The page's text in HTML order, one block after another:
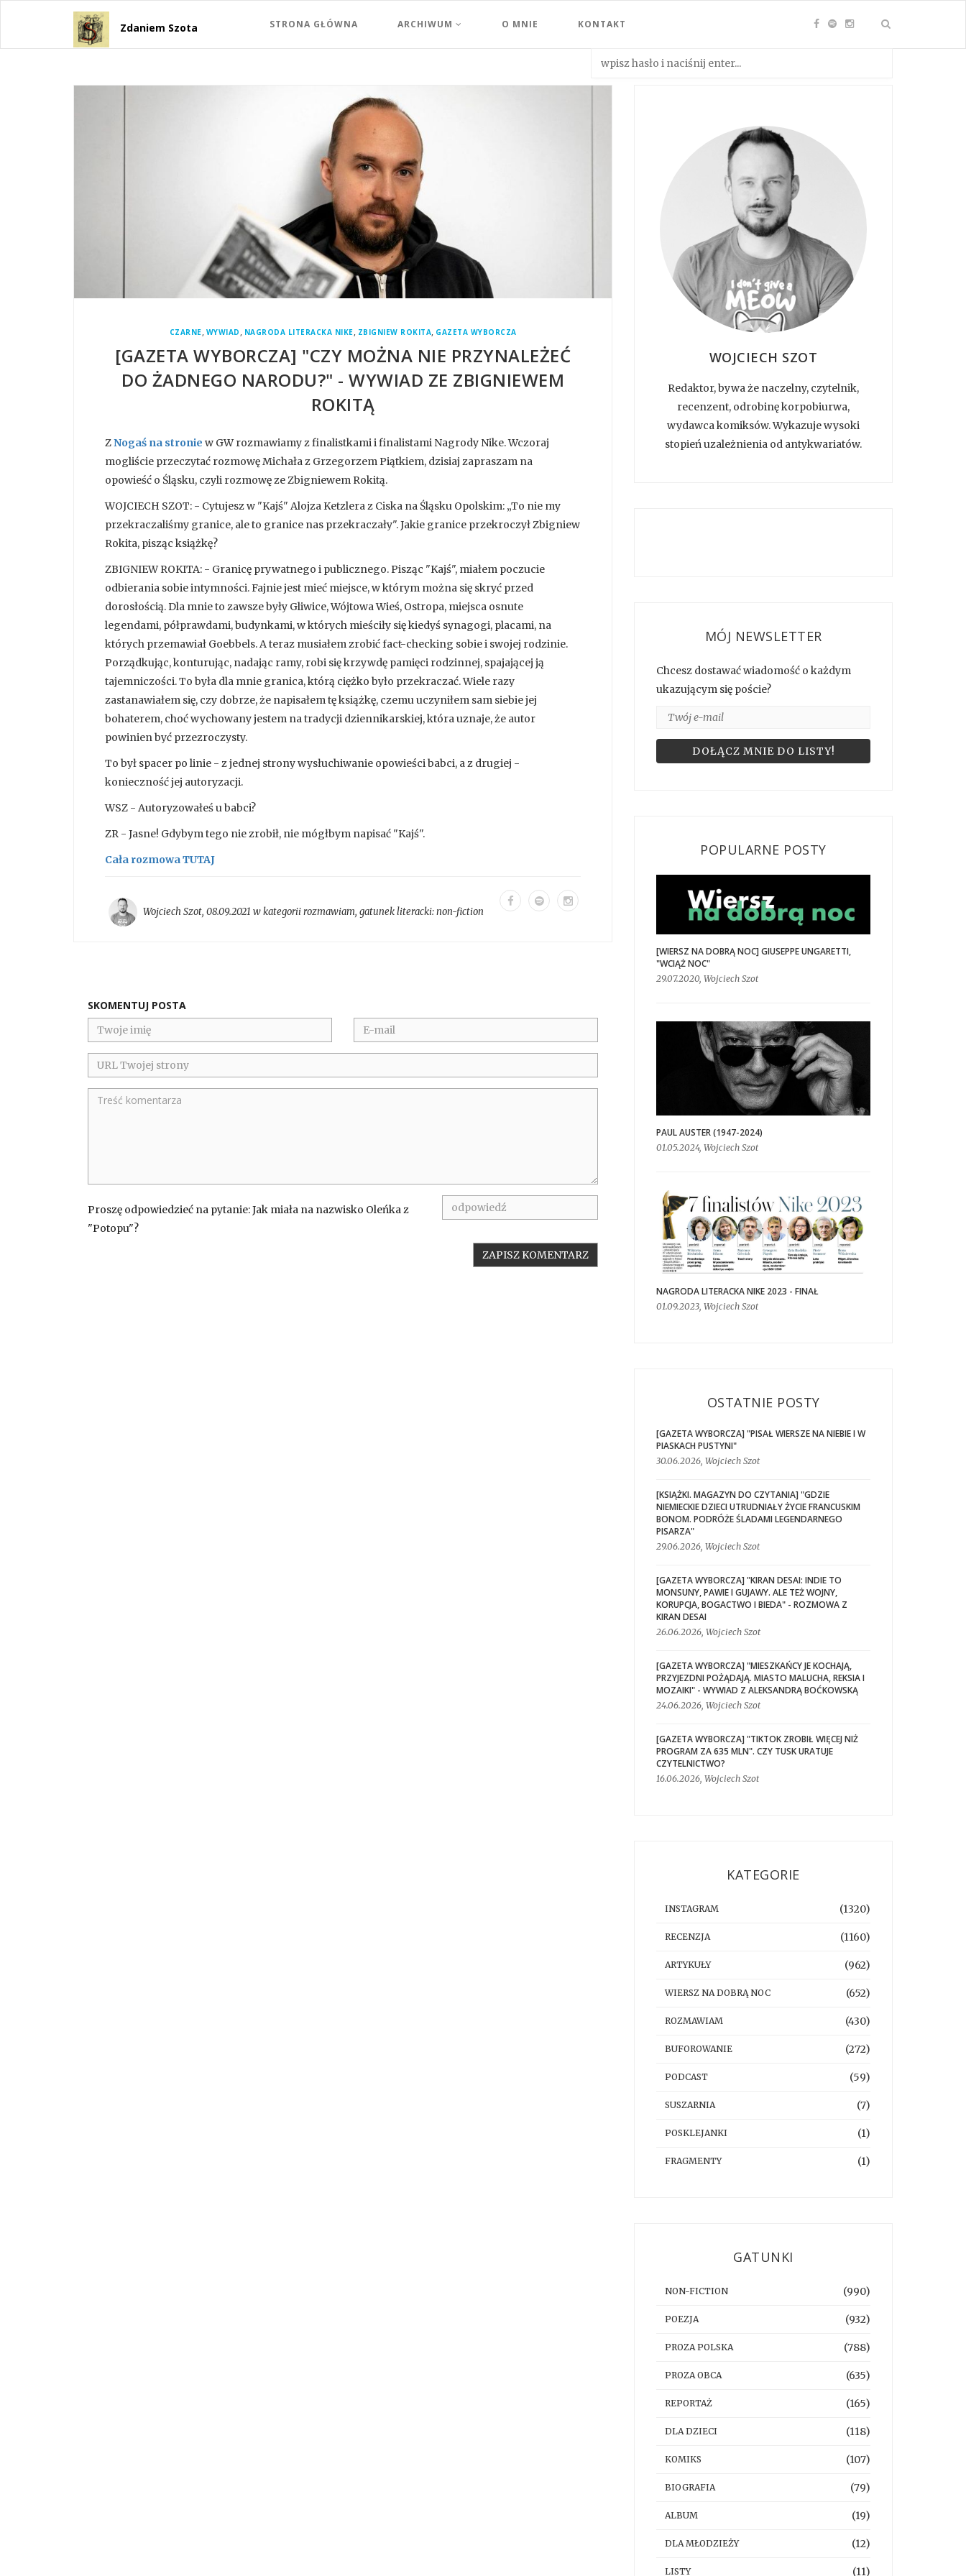
Zdaniem Szota STRONA GŁÓWNA ARCHIWUM O MNIE KONTAKT
CZARNE, WYWIAD , NAGRODA LITERACKA NIKE, ZBIGNIEW ROKITA, GAZETA WYBORCZA
[GAZETA WYBORCZA] "CZY MOŻNA NIE PRZYNALEŻEĆ
DO ŻADNEGO NARODU?" - WYWIAD ZE ZBIGNIEWEM
ROKITĄ
ZNogaś na stronie w GW rozmawiamy z finalistkami i finalistami Nagrody Nike. Wczoraj
mogliście przeczytać rozmowę Michała z Grzegorzem Piątkiem, dzisiaj zapraszam na
opowieść o Śląsku, czyli rozmowę ze Zbigniewem Rokitą.
WOJCIECH SZOT: - Cytujesz w "Kajś" Alojza Ketzlera z Ciska na Śląsku Opolskim: „To nie my
przekraczaliśmy granice, ale to granice nas przekraczały". Jakie granice przekroczył Zbigniew
Rokita, pisząc książkę?
ZBIGNIEW ROKITA: - Granicę prywatnego i publicznego. Pisząc "Kajś", miałem poczucie
odbierania sobie intymności. Fajnie jest mieć miejsce, w którym można się skryć przed
dorosłością. Dla mnie to zawsze były Gliwice, Wójtowa Wieś, Ostropa, miejsca osnute
legendami, półprawdami, budynkami, w których mieściły się kiedyś synagogi, placami, na
których przemawiał Goebbels. A teraz musiałem zrobić fact-checking sobie i swojej rodzinie.
Porządkując, konturując, nadając ramy, robi się krzywdę pamięci rodzinnej, spajającej ją
tajemniczości. To była dla mnie granica, którą ciężko było przekraczać. Wiele razy
zastanawiałem się, czy dobrze, że napisałem tę książkę, czemu uczyniłem sam siebie jej
bohaterem, choć wychowany jestem na tradycji dziennikarskiej, która uznaje, że autor
powinien być przezroczysty.
To był spacer po linie - z jednej strony wysłuchiwanie opowieści babci, a z drugiej -
konieczność jej autoryzacji.
WSZ - Autoryzowałeś u babci?
ZR - Jasne! Gdybym tego nie zrobił, nie mógłbym napisać "Kajś".
Cała rozmowa TUTAJ
Wojciech Szot, 08.09.2021 w kategoriirozmawiam, gatunek literacki:non-fiction
SKOMENTUJ POSTA
Proszę odpowiedzieć na pytanie: Jak miała na nazwisko Oleńka z
"Potopu"?
WOJCIECH SZOT
Redaktor, bywa że naczelny, czytelnik,
recenzent, odrobinę korpobiurwa,
wydawca komiksów. Wykazuje wysoki
stopień uzależnienia od antykwariatów.
MÓJ NEWSLETTER
Chcesz dostawać wiadomość o każdym
ukazującym się poście?
POPULARNE POSTY
[WIERSZ NA DOBRĄ NOC] GIUSEPPE UNGARETTI,
"WCIĄŻ NOC"
29.07.2020, Wojciech Szot
PAUL AUSTER (1947-2024)
01.05.2024, Wojciech Szot
NAGRODA LITERACKA NIKE 2023 - FINAŁ
01.09.2023, Wojciech Szot
OSTATNIE POSTY
[GAZETA WYBORCZA] "PISAŁ WIERSZE NA NIEBIE I W
PIASKACH PUSTYNI"
30.06.2026, Wojciech Szot
[KSIĄŻKI. MAGAZYN DO CZYTANIA] "GDZIE
NIEMIECKIE DZIECI UTRUDNIAŁY ŻYCIE FRANCUSKIM
BONOM. PODRÓŻE ŚLADAMI LEGENDARNEGO
PISARZA"
29.06.2026, Wojciech Szot
[GAZETA WYBORCZA] "KIRAN DESAI: INDIE TO
MONSUNY, PAWIE I GUJAWY. ALE TEŻ WOJNY,
KORUPCJA, BOGACTWO I BIEDA" - ROZMOWA Z
KIRAN DESAI
26.06.2026, Wojciech Szot
[GAZETA WYBORCZA] "MIESZKAŃCY JE KOCHAJĄ,
PRZYJEZDNI POŻĄDAJĄ. MIASTO MALUCHA, REKSIA I
MOZAIKI" - WYWIAD Z ALEKSANDRĄ BOĆKOWSKĄ
24.06.2026, Wojciech Szot
[GAZETA WYBORCZA] "TIKTOK ZROBIŁ WIĘCEJ NIŻ
PROGRAM ZA 635 MLN". CZY TUSK URATUJE
CZYTELNICTWO?
16.06.2026, Wojciech Szot
KATEGORIE
INSTAGRAM (1320)
RECENZJA (1160)
ARTYKUŁY (962)
WIERSZ NA DOBRĄ NOC (652)
ROZMAWIAM (430)
BUFOROWANIE (272)
PODCAST (59)
SUSZARNIA (7)
POSKLEJANKI (1)
FRAGMENTY (1)
GATUNKI
NON-FICTION (990)
POEZJA (932)
PROZA POLSKA (788)
PROZA OBCA (635)
REPORTAŻ (165)
DLA DZIECI (118)
KOMIKS (107)
BIOGRAFIA (79)
ALBUM (19)
DLA MŁODZIEŻY (12)
LISTY (11)